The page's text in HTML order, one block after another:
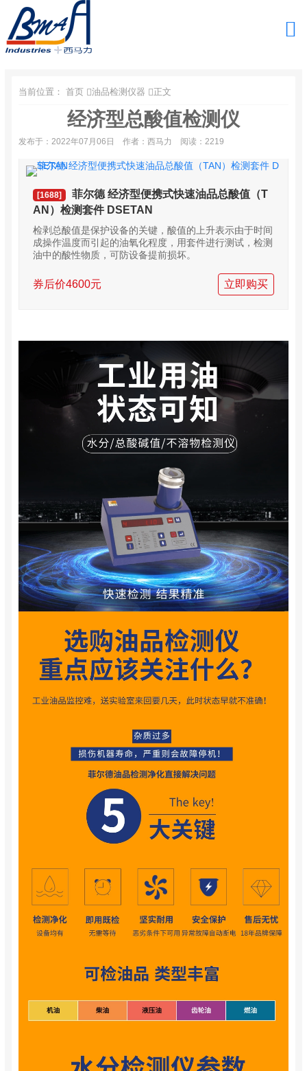
当前位置： 首页 油品检测仪器 正文
经济型总酸值检测仪
发布于：2022年07月06日 作者：西马力 阅读：2219
[1688]
菲尔德 经济型便携式快速油品总酸值（T
AN）检测套件 DSETAN
检剥总酸值是保护设备的关键，酸值的上升表示由于时间
成操作温度而引起的油氧化程度，用套件进行测试，检测
油中的酸性物质，可防设备提前损坏。
券后价4600元 立即购买